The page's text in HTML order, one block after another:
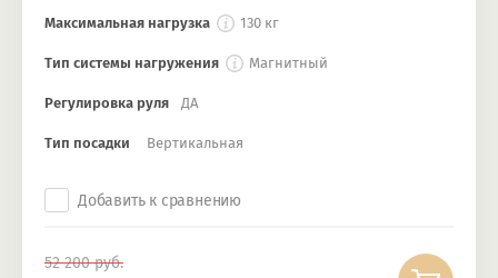
Максимальная нагрузка 130 кг
Тип системы нагружения Магнитный
Регулировка руля ДА
Тип посадки Вертикальная
Добавить к сравнению
52 200руб.